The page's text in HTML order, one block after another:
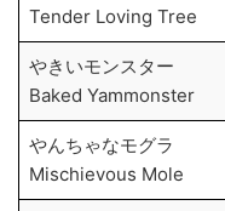
Tender Loving Tree
やきいモンスター
Baked Yammonster
やんちゃなモグラ
Mischievous Mole